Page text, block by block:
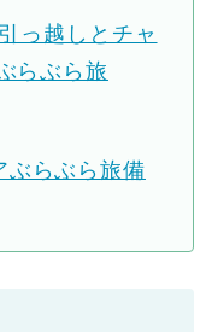
っ越しとチャ
らぶら旅
ぶらぶら旅備